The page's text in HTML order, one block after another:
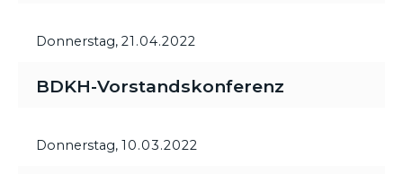
Donnerstag, 21.04.2022
BDKH-Vorstandskonferenz
Donnerstag, 10.03.2022